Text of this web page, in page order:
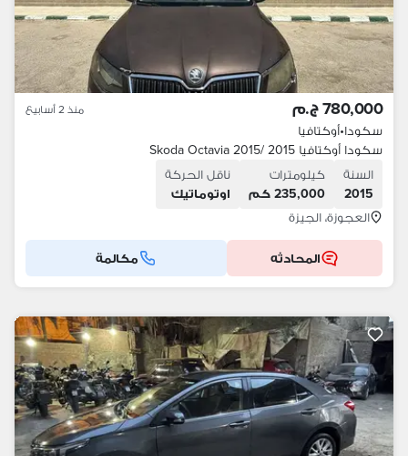
780,000 ج.م منذ 2 أسابيع
سكودا•أوكتافيا
سكودا أوكتافيا 2015 /Skoda Octavia 2015
السنة
2015
كيلومترات
235,000 كم
ناقل الحركة
اوتوماتيك
العجوزة، الجيزة
المحادثه مكالمة